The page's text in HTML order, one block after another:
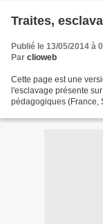
Traites,
Publié le 13/05/2014 à
Par clioweb
Cette page est une
l'esclavage présente
pédagogiques (France,
http://www.eurescl.eu...